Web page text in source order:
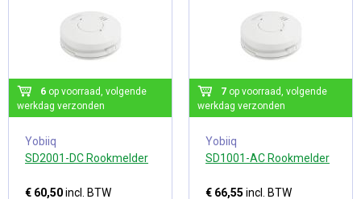
6op voorraad, volgende
werkdag verzonden
Yobiiq
SD2001-DC Rookmelder
€ 60,50incl. BTW
7op voorraad, volgende
werkdag verzonden
Yobiiq
SD1001-AC Rookmelder
€ 66,55 incl. BTW